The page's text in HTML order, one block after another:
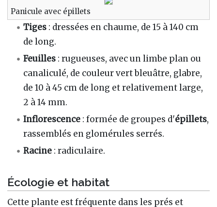
Panicule avec épillets
Tiges : dressées en chaume, de 15 à 140 cm
de long.
Feuilles : rugueuses, avec un limbe plan ou
canaliculé, de couleur vert bleuâtre, glabre,
de 10 à 45 cm de long et relativement large,
2 à 14 mm.
Inflorescence : formée de groupes d'épillets,
rassemblés en glomérules serrés.
Racine : radiculaire.
Écologie et habitat
Cette plante est fréquente dans les prés et